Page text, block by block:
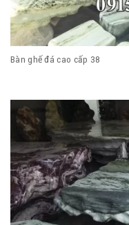
Bàn ghế đá cao cấp 38